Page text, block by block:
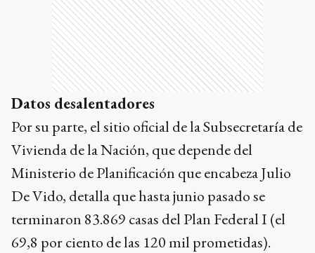
Datos desalentadores
Por su parte, el sitio oficial de la Subsecretaría de
Vivienda de la Nación, que depende del
Ministerio de Planificación que encabeza Julio
De Vido, detalla que hasta junio pasado se
terminaron 83.869 casas del Plan Federal I (el
69,8 por ciento de las 120 mil prometidas).